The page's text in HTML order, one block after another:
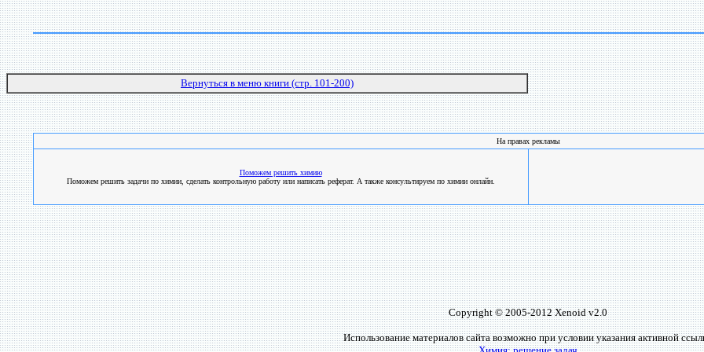
Вернуться в меню книги (стр. 101-200)
На правах рекламы
Поможем решить химию
Поможем решить задачи по химии, сделать контрольную работу или написать реферат. А также консультируем по химии онлайн.
Copyright © 2005-2012 Xenoid v2.0
Использование материалов сайта возможно при условии указания активной